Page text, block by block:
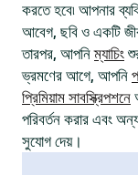
করতে হবে৷ আপনার
আবেগ, ছবি ও একটি
তারপর, আপনিম্যাচিং
ভ্রমণের আগে, আপনি
প্রিমিয়াম সাবস্ক্রিপশনে
পরিবর্তন করার এবং
সুযোগ দেয়।